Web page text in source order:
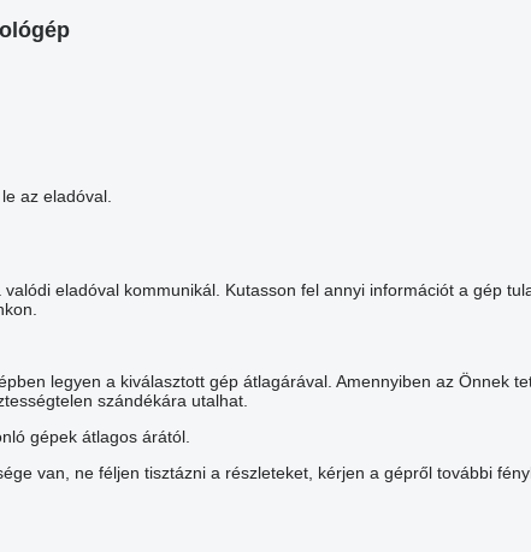
az eladóval.
eladóval kommunikál. Kutasson fel annyi információt a gép
legyen a kiválasztott gép átlagárával. Amennyiben az Önnek
szándékára utalhat.
gépek átlagos árától.
van, ne féljen tisztázni a részleteket, kérjen a gépről további